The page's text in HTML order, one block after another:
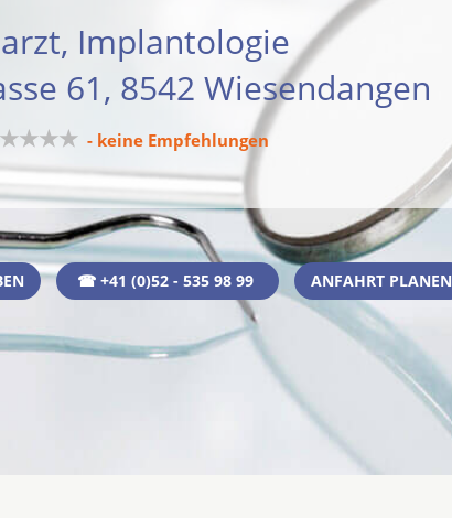
Implantologie
61, 8542 Wiesendangen
- keine Empfehlungen
☎ +41 (0)52 - 535 98 99 ANFAHRT PLANEN